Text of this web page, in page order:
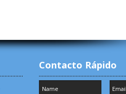
Contacto Rápido